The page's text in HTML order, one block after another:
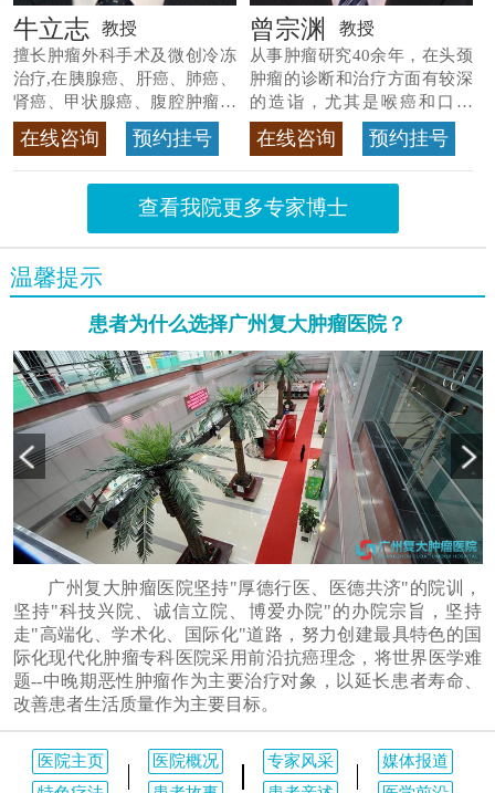
牛立志 教授
擅长肿瘤外科手术及微创冷冻
治疗,在胰腺癌、肝癌、肺癌、
肾癌、甲状腺癌、腹腔肿瘤等
>>查看专家详情
在线咨询 预约挂号
曾宗渊 教授
从事肿瘤研究40余年，在头颈
肿瘤的诊断和治疗方面有较深
的造诣，尤其是喉癌和口腔
癌，迄今仍是广东喉癌单病种
首席专家>>查看专家详情
在线咨询 预约挂号
查看我院更多专家博士
温馨提示
患者为什么选择广州复大肿瘤医院？
广州复大肿瘤医院坚持"厚德行医、医德共济"的院训，
坚持"科技兴院、诚信立院、博爱办院"的办院宗旨，坚持
走"高端化、学术化、国际化"道路，努力创建最具特色的国
际化现代化肿瘤专科医院采用前沿抗癌理念，将世界医学难
题--中晚期恶性肿瘤作为主要治疗对象，以延长患者寿命、
改善患者生活质量作为主要目标。
医院主页 医院概况 专家风采
媒体报道